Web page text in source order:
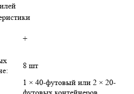
+
8 шт
1 × 40-футовый или 2 × 20-